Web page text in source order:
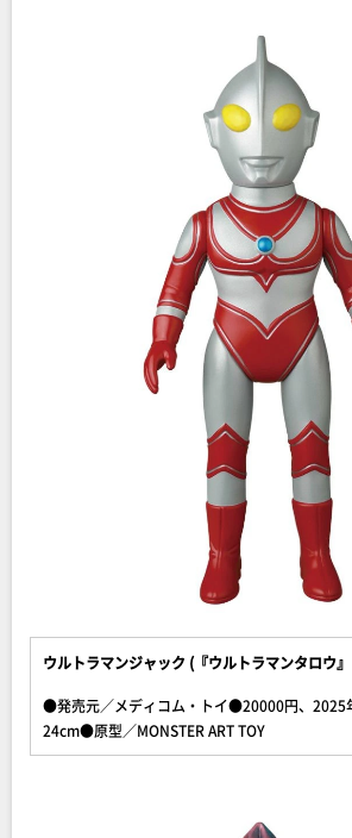
ウルトラマンジャック (『ウルトラマンタロウ
●発売元／メディコム・トイ●20000円、
24cm●原型／MONSTER ART TOY